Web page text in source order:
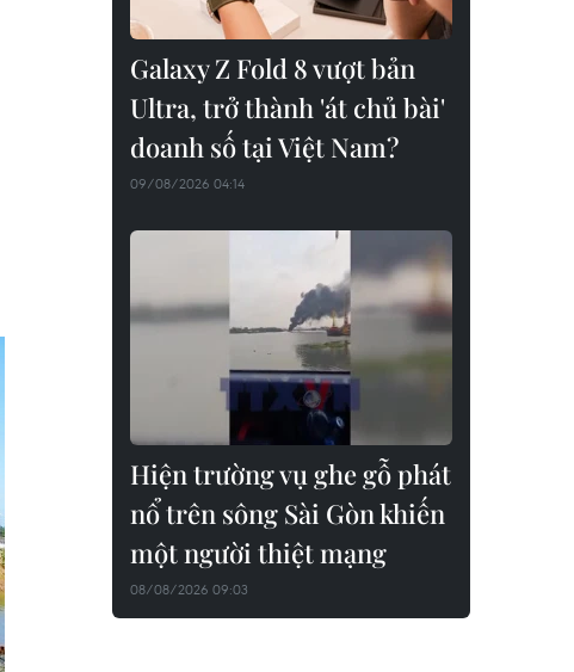
Galaxy Z Fold 8 vượt bản
Ultra, trở thành 'át chủ bài'
doanh số tại Việt Nam?
09/08/2026 04:14
Hiện trường vụ ghe gỗ phát
nổ trên sông Sài Gòn khiến
một người thiệt mạng
08/08/2026 09:03